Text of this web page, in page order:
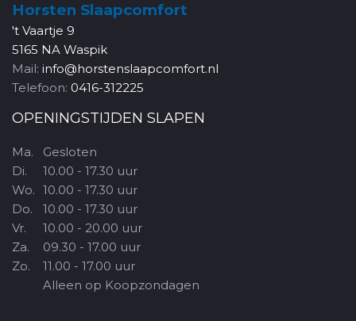
Horsten Slaapcomfort
't Vaartje 9
5165 NA Waspik
Mail: info@horstenslaapcomfort.nl
Telefoon: 0416-312225
OPENINGSTIJDEN SLAPEN
Ma.
Di.
Wo.
Do.
Vr.
Za.
Zo.
Gesloten
10.00 - 17.30 uur
10.00 - 17.30 uur
10.00 - 17.30 uur
10.00 - 20.00 uur
09.30 - 17.00 uur
11.00 - 17.00 uur
Alleen op Koopzondagen